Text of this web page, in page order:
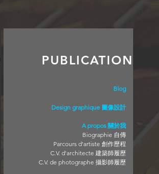
PUBLICATION
Blog
Designgraphique 圖像設計
A propos 關於我
Biographie 自傳
Parcours d'artiste 創作歷程
C.V. d'architecte 建築師履歷
C.V. de photographe 攝影師履歷